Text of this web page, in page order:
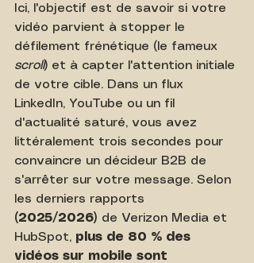
Ici, l'objectif est de savoir si votre
vidéo parvient à stopper le
défilement frénétique (le fameux
scroll) et à capter l'attention initiale
de votre cible. Dans un flux
LinkedIn, YouTube ou un fil
d'actualité saturé, vous avez
littéralement trois secondes pour
convaincre un décideur B2B de
s'arrêter sur votre message. Selon
les derniers rapports
(2025/2026) de Verizon Media et
HubSpot, plus de 80 % des
vidéos sur mobile sont